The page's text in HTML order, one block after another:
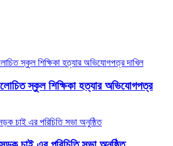
স্কুল শিক্ষিকা হত্যার অভিযোগপত্র